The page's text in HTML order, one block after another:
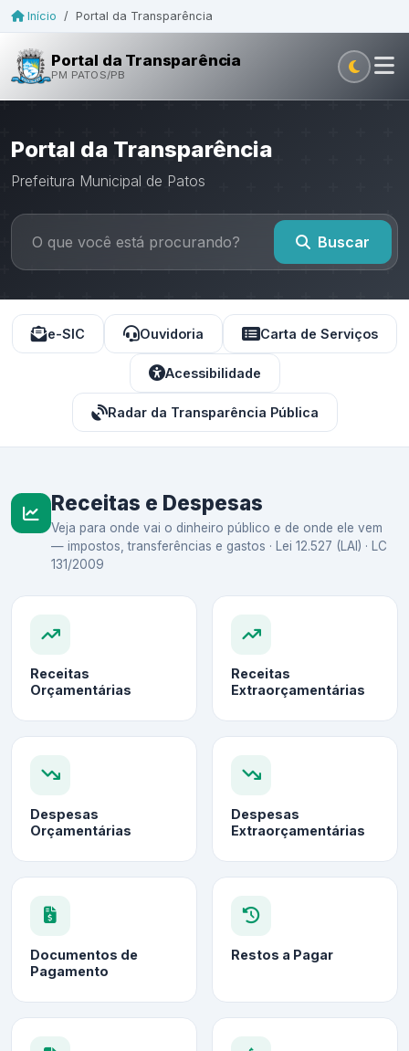
Início / Portal da Transparência
Portal da Transparência
PM PATOS/PB
Portal da Transparência
Prefeitura Municipal de Patos
Buscar
e-SIC Ouvidoria Carta de Serviços
Acessibilidade
Radar da Transparência Pública
Receitas e Despesas
Veja para onde vai o dinheiro público e de onde ele vem
— impostos, transferências e gastos · Lei 12.527 (LAI) · LC
131/2009
Receitas
Orçamentárias
Receitas
Extraorçamentárias
Despesas
Orçamentárias
Despesas
Extraorçamentárias
Documentos de
Pagamento
Restos a Pagar